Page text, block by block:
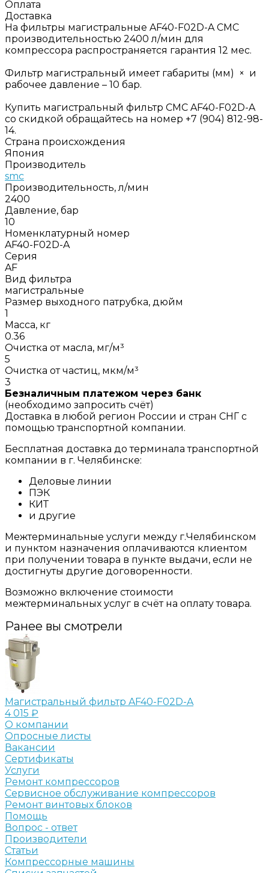
Оплата
Доставка
На фильтры магистральные AF40-F02D-A СМС
производительностью 2400 л/мин для
компрессора распространяется гарантия 12 мес.
Фильтр магистральный имеет габариты (мм) × и
рабочее давление – 10 бар.
Купить магистральный фильтр СМС AF40-F02D-A
со скидкой обращайтесь на номер +7 (904) 812-98-
14.
Страна происхождения
Япония
Производитель
smc
Производительность, л/мин
2400
Давление, бар
10
Номенклатурный номер
AF40-F02D-A
Серия
AF
Вид фильтра
магистральные
Размер выходного патрубка, дюйм
1
Масса, кг
0.36
Очистка от масла, мг/м³
5
Очистка от частиц, мкм/м³
3
Безналичным платежом через банк
(необходимо запросить счёт)
Доставка в любой регион России и стран СНГ с
помощью транспортной компании.
Бесплатная доставка до терминала транспортной
компании в г. Челябинске:
Деловые линии
ПЭК
КИТ
и другие
Межтерминальные услуги между г.Челябинском
и пунктом назначения оплачиваются клиентом
при получении товара в пункте выдачи, если не
достигнуты другие договоренности.
Возможно включение стоимости
межтерминальных услуг в счёт на оплату товара.
Ранее вы смотрели
Магистральный фильтр AF40-F02D-A
4 015 ₽
О компании
Опросные листы
Вакансии
Сертификаты
Услуги
Ремонт компрессоров
Сервисное обслуживание компрессоров
Ремонт винтовых блоков
Помощь
Вопрос - ответ
Производители
Статьи
Компрессорные машины